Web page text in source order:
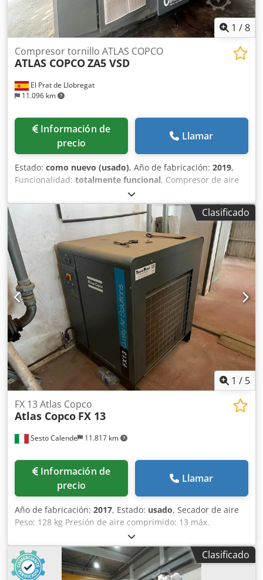
1 /8
El Prat de Llobregat
11.096 km
Compresor tornillo ATLAS COPCO
ATLAS COPCOZA5 VSD
Información de
precio
Llamar
Estado: como nuevo (usado), Año de fabricación: 2019,
Funcionalidad: totalmente funcional, Compresor de aire
industrial Atlas Copco ZA5 VSD, con tecnología de
velocidad variable (VSD) y producción de aire totalmente
exento de aceite, certificado ISO 8573-1 Clase 0. Datos
técnicos: • Fabricante: Atlas Copco • Modelo: ZA5 VSD • Año
de fabricación: 2019 • Potencia nominal total: 250 kW •
Presión máxima de trabajo: 4 bar(e) • Velocidad de
rotación: 1.879 rpm • Peso bruto: 5.662 kg • Tecnología:
accionamiento de velocidad variable (VSD) • Calidad del
aire: exento de aceite, ISO 8573-1 Clase 0 Dksdpfx
Ajznaxaofljr • Fabricado en Bélgica • Variador de frecuencia
WEG • Número de serie APF239403
Clasificado
1 / 5
Sesto Calende 11.817 km
FX 13 Atlas Copco
Atlas Copco FX 13
Información de
precio
Llamar
Año de fabricación: 2017, Estado: usado, Secador de aire
Peso: 128 kg Presión de aire comprimido: 13 máx.
Temperatura ambiente: 46 °C máx. Dkjdpfxow Da Ens Afljr
Clasificado